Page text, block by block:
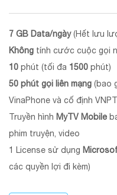
7 GB Data/ngày(Hết lưu
Không tính cước cuộc gọi
10 phút (tối đa 1500 phút)
50 phút gọi liên mạng (bao
VinaPhone và cố định
Truyền hình MyTV Mobile
phim truyện, video
1 License sử dụng
các quyền lợi đi kèm)